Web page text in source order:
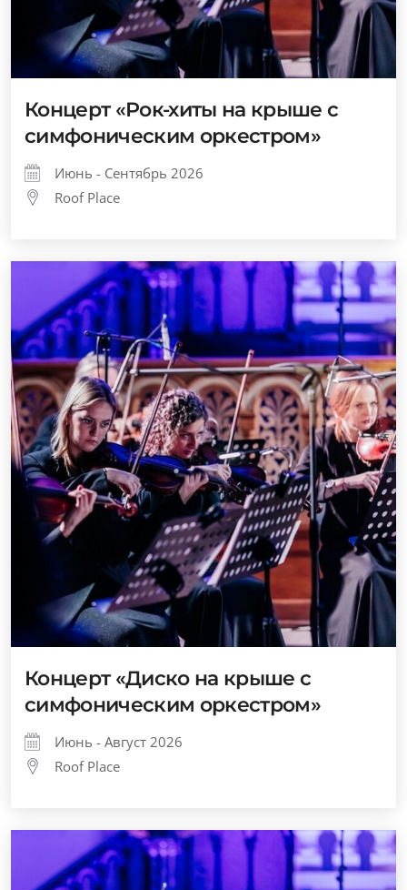
Концерт «Рок-хиты на крыше с
симфоническим оркестром»
Июнь - Сентябрь 2026
Roof Place
Концерт «Диско на крыше с
симфоническим оркестром»
Июнь - Август 2026
Roof Place